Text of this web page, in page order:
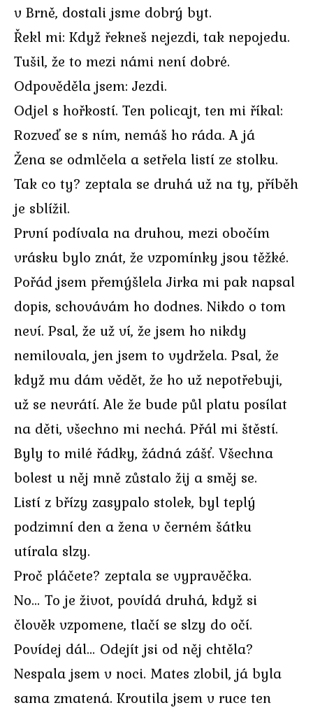
v Brně, dostali jsme dobrý byt.
Řekl mi: Když řekneš nejezdi, tak nepojedu.
Tušil, že to mezi námi není dobré.
Odpověděla jsem: Jezdi.
Odjel s hořkostí. Ten policajt, ten mi říkal:
Rozveď se s ním, nemáš ho ráda. A já
Žena se odmlčela a setřela listí ze stolku.
Tak co ty? zeptala se druhá už na ty, příběh
je sblížil.
První podívala na druhou, mezi obočím
vrásku bylo znát, že vzpomínky jsou těžké.
Pořád jsem přemýšlela Jirka mi pak napsal
dopis, schovávám ho dodnes. Nikdo o tom
neví. Psal, že už ví, že jsem ho nikdy
nemilovala, jen jsem to vydržela. Psal, že
když mu dám vědět, že ho už nepotřebuji,
už se nevrátí. Ale že bude půl platu posílat
na děti, všechno mi nechá. Přál mi štěstí.
Byly to milé řádky, žádná zášť. Všechna
bolest u něj mně zůstalo žij a směj se.
Listí z břízy zasypalo stolek, byl teplý
podzimní den a žena v černém šátku
utírala slzy.
Proč pláčete? zeptala se vypravěčka.
No… To je život, povídá druhá, když si
člověk vzpomene, tlačí se slzy do očí.
Povídej dál… Odejít jsi od něj chtěla?
Nespala jsem v noci. Mates zlobil, já byla
sama zmatená. Kroutila jsem v ruce ten